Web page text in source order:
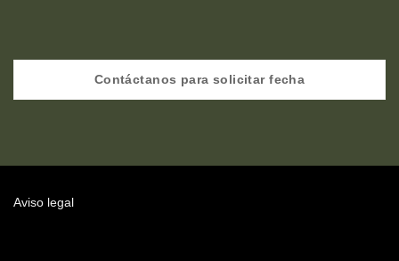
Contáctanos para solicitar fecha
Aviso legal